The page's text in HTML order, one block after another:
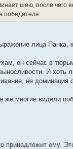
шею, после
победителя.
лица Панка,
он сейчас в
выносливости. И
не
многие видели
ему.